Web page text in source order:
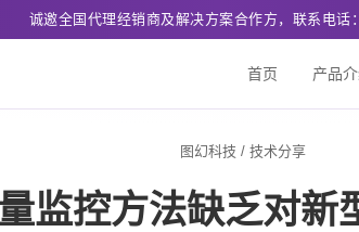
诚邀全国代理经销商及解决方案合作方，联系电话
首页 产品
图幻科技 / 技术分享
监控方法缺乏对新